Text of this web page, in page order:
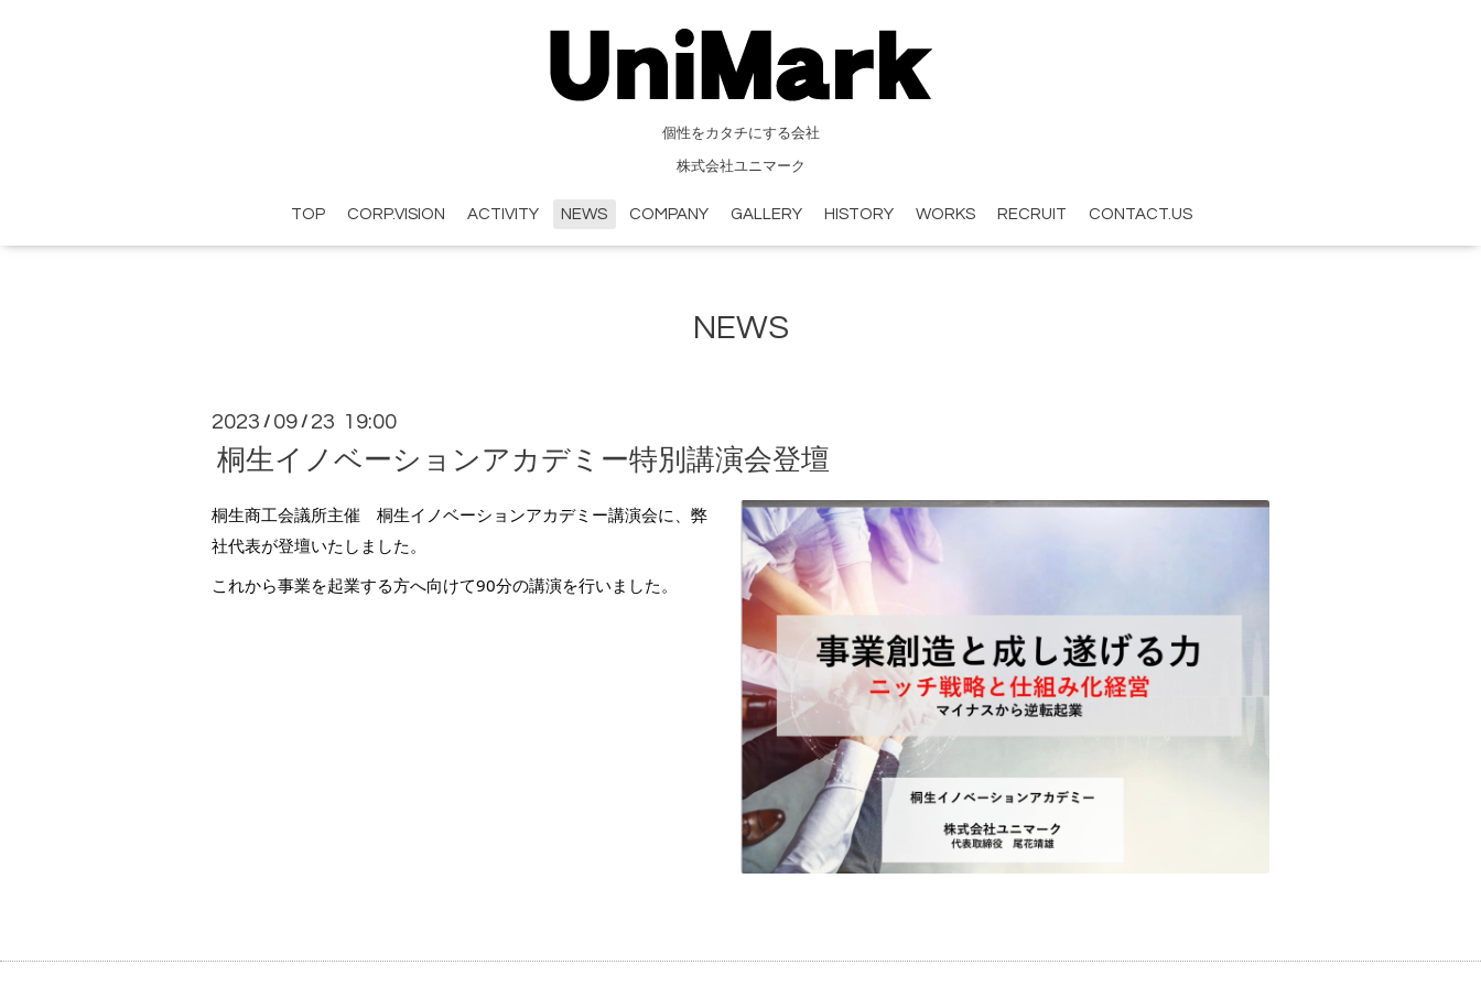
個性をカタチにする会社
株式会社ユニマーク
TOP CORP.VISION ACTIVITY NEWS COMPANY GALLERY HISTORY WORKS RECRUIT CONTACT.US
NEWS
2023 / 09 / 23 19:00
桐生イノベーションアカデミー特別講演会登壇
桐生商工会議所主催 桐生イノベーションアカデミー講演会に、弊
社代表が登壇いたしました。
これから事業を起業する方へ向けて90分の講演を行いました。